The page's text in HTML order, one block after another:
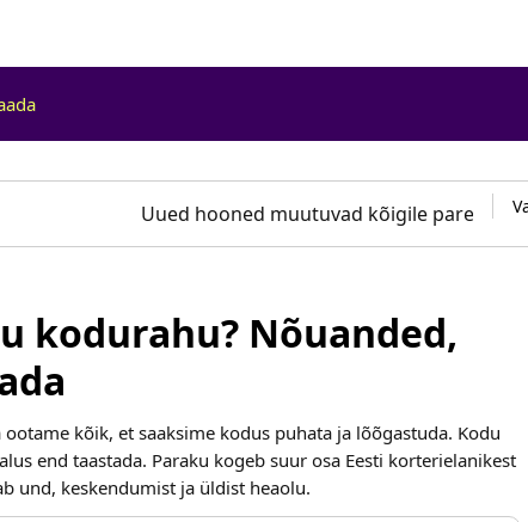
Uued hooned muutuvad kõigile paremini
kodurahu? Nõuanded,
kõik, et saaksime kodus puhata ja lõõgastuda. Kodu
end taastada. Paraku kogeb suur osa Eesti korterielanikest
und, keskendumist ja üldist heaolu.